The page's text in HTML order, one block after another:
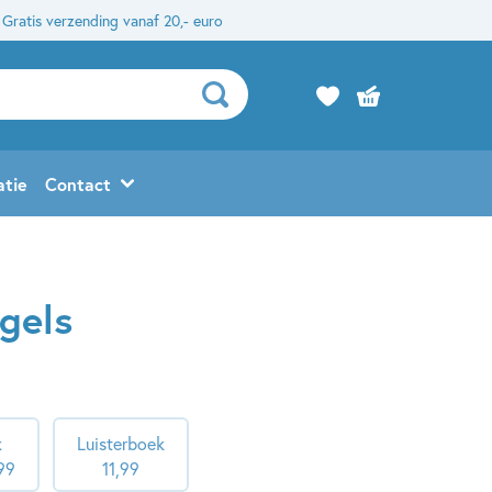
Gratis verzending vanaf 20,- euro
Contact
Luisterboek
11 99